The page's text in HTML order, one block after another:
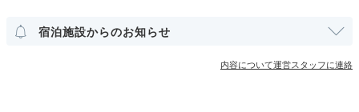
しかったです！
その他館内施設
宿泊施設からのお知らせ
内容について運営スタッフに連絡